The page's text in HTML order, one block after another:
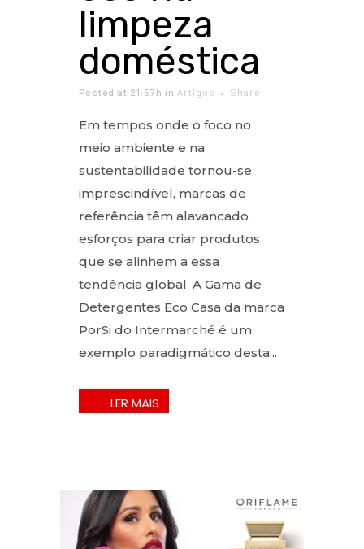
limpeza
doméstica
Posted at 21:57h in Artigos Share
Em tempos onde o foco no
meio ambiente e na
sustentabilidade tornou-se
imprescindível, marcas de
referência têm alavancado
esforços para criar produtos
que se alinhem a essa
tendência global. A Gama de
Detergentes Eco Casa da marca
PorSi do Intermarché é um
exemplo paradigmático desta...